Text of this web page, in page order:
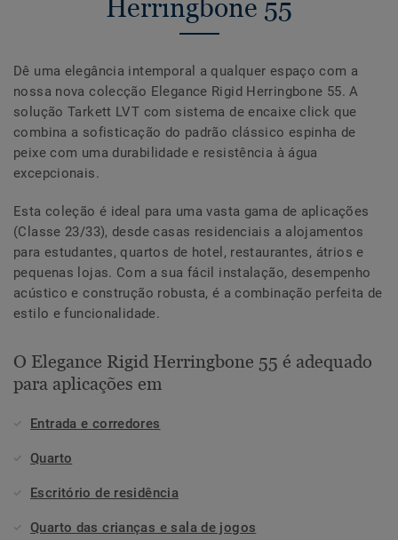
Herringbone 55
Dê uma elegância intemporal a qualquer espaço com a
nossa nova colecção Elegance Rigid Herringbone 55. A
solução Tarkett LVT com sistema de encaixe click que
combina a sofisticação do padrão clássico espinha de
peixe com uma durabilidade e resistência à água
excepcionais.
Esta coleção é ideal para uma vasta gama de aplicações
(Classe 23/33), desde casas residenciais a alojamentos
para estudantes, quartos de hotel, restaurantes, átrios e
pequenas lojas. Com a sua fácil instalação, desempenho
acústico e construção robusta, é a combinação perfeita de
estilo e funcionalidade.
O Elegance Rigid Herringbone 55 é adequado
para aplicações em
Entrada e corredores
Quarto
Escritório de residência
Quarto das crianças e sala de jogos